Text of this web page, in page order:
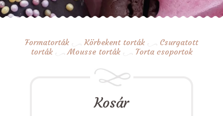
Formatorták Körbekent torták
Csurgatott
torták
Mousse torták Torta csoportok
Kosár